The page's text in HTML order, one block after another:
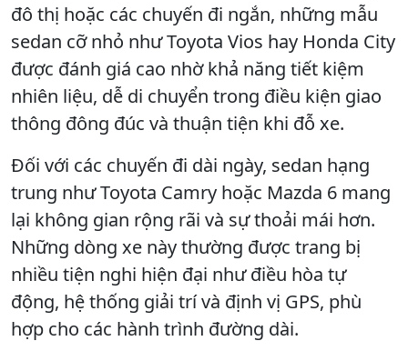
đô thị hoặc các chuyến đi ngắn, những mẫu
sedan cỡ nhỏ như Toyota Vios hay Honda City
được đánh giá cao nhờ khả năng tiết kiệm
nhiên liệu, dễ di chuyển trong điều kiện giao
thông đông đúc và thuận tiện khi đỗ xe.
Đối với các chuyến đi dài ngày, sedan hạng
trung như Toyota Camry hoặc Mazda 6 mang
lại không gian rộng rãi và sự thoải mái hơn.
Những dòng xe này thường được trang bị
nhiều tiện nghi hiện đại như điều hòa tự
động, hệ thống giải trí và định vị GPS, phù
hợp cho các hành trình đường dài.